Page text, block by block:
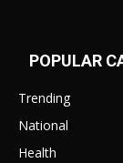
POPULAR
Trending
National
Health